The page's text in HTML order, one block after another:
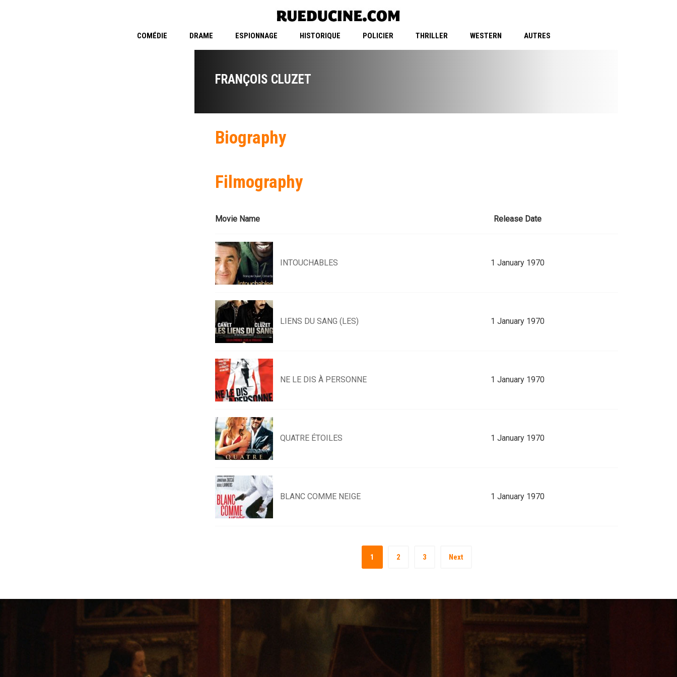
COMÉDIE DRAME ESPIONNAGE HISTORIQUE POLICIER THRILLER WESTERN AUTRES
FRANÇOIS CLUZET
Biography
Filmography
Movie Name Release Date
INTOUCHABLES 1 January 1970
LIENS DU SANG (LES) 1 January 1970
NE LE DIS À PERSONNE 1 January 1970
QUATRE ÉTOILES 1 January 1970
BLANC COMME NEIGE 1 January 1970
1 2 3 Next